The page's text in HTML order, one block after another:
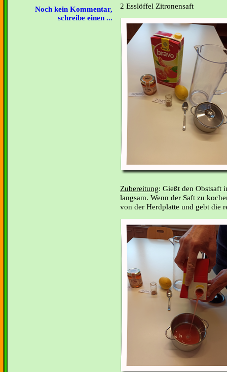
Noch kein Kommentar,
schreibe einen ...
2 Esslöffel Zitronensaft
Zubereitung: Gießt den Obstsaft
langsam. Wenn der Saft zu
von der Herdplatte und gebt die